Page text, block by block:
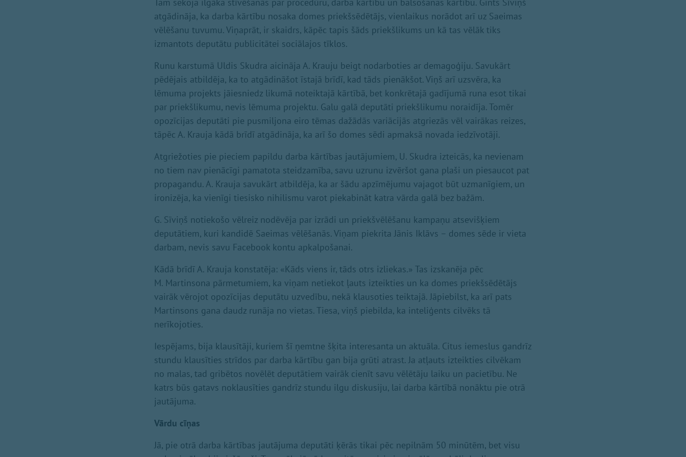
atgādināja, ka darba kārtību nosaka domes priekšsēdētājs, vienlaikus norādot arī uz Saeimas
vēlēšanu tuvumu. Viņaprāt, ir skaidrs, kāpēc tapis šāds priekšlikums un kā tas vēlāk tiks
izmantots deputātu publicitātei sociālajos tīklos.
Runu karstumā Uldis Skudra aicināja A. Krauju beigt nodarboties ar demagoģiju. Savukārt
pēdējais atbildēja, ka to atgādināšot īstajā brīdī, kad tāds pienākšot. Viņš arī uzsvēra, ka
lēmuma projekts jāiesniedz likumā noteiktajā kārtībā, bet konkrētajā gadījumā runa esot tikai
par priekšlikumu, nevis lēmuma projektu. Galu galā deputāti priekšlikumu noraidīja. Tomēr
opozīcijas deputāti pie pusmiljona eiro tēmas dažādās variācijās atgriezās vēl vairākas reizes,
tāpēc A. Krauja kādā brīdī atgādināja, ka arī šo domes sēdi apmaksā novada iedzīvotāji.
Atgriežoties pie pieciem papildu darba kārtības jautājumiem, U. Skudra izteicās, ka nevienam
no tiem nav pienācīgi pamatota steidzamība, savu uzrunu izvēršot gana plaši un piesaucot pat
propagandu. A. Krauja savukārt atbildēja, ka ar šādu apzīmējumu vajagot būt uzmanīgiem, un
ironizēja, ka vienīgi tiesisko nihilismu varot piekabināt katra vārda galā bez bažām.
G. Sīviņš notiekošo vēlreiz nodēvēja par izrādi un priekšvēlēšanu kampaņu atsevišķiem
deputātiem, kuri kandidē Saeimas vēlēšanās. Viņam piekrita Jānis Iklāvs – domes sēde ir vieta
darbam, nevis savu Facebook kontu apkalpošanai.
Kādā brīdī A. Krauja konstatēja: «Kāds viens ir, tāds otrs izliekas.» Tas izskanēja pēc
M. Martinsona pārmetumiem, ka viņam netiekot ļauts izteikties un ka domes priekšsēdētājs
vairāk vērojot opozīcijas deputātu uzvedību, nekā klausoties teiktajā. Jāpiebilst, ka arī pats
Martinsons gana daudz runāja no vietas. Tiesa, viņš piebilda, ka inteliģents cilvēks tā
nerīkojoties.
Iespējams, bija klausītāji, kuriem šī ņemtne šķita interesanta un aktuāla. Citus iemeslus gandrīz
stundu klausīties strīdos par darba kārtību gan bija grūti atrast. Ja atļauts izteikties cilvēkam
no malas, tad gribētos novēlēt deputātiem vairāk cienīt savu vēlētāju laiku un pacietību. Ne
katrs būs gatavs noklausīties gandrīz stundu ilgu diskusiju, lai darba kārtībā nonāktu pie otrā
jautājuma.
Vārdu cīņas
Jā, pie otrā darba kārtības jautājuma deputāti ķērās tikai pēc nepilnām 50 minūtēm, bet visu